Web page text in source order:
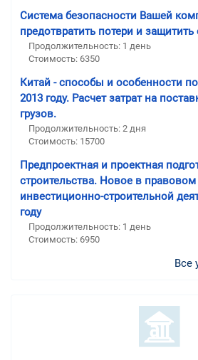
Система безопасности Вашей
предотвратить потери и
Продолжительность: 1 день
Стоимость: 6350
Китай - способы и особенности
2013 году. Расчет затрат на
грузов.
Продолжительность: 2 дня
Стоимость: 15700
Предпроектная и проектная
строительства. Новое в
инвестиционно-строительной
году
Продолжительность: 1 день
Стоимость: 6950
Все